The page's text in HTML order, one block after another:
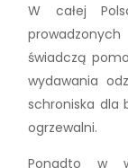
W całej
świadczą
wydawania
schroniska dla
ogrzewalni.
Ponadto w